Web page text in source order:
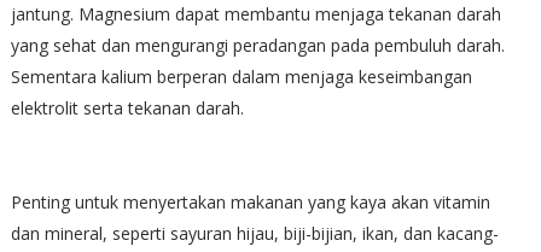
jantung. Magnesium dapat membantu menjaga tekanan darah
yang sehat dan mengurangi peradangan pada pembuluh darah.
Sementara kalium berperan dalam menjaga keseimbangan
elektrolit serta tekanan darah.
Penting untuk menyertakan makanan yang kaya akan vitamin
dan mineral, seperti sayuran hijau, biji-bijian, ikan, dan kacang-